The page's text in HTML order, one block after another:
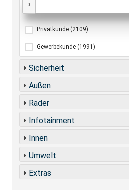
0
Privatkunde (2109)
Gewerbekunde (1991)
Sicherheit
Außen
Räder
Infotainment
Innen
Umwelt
Extras